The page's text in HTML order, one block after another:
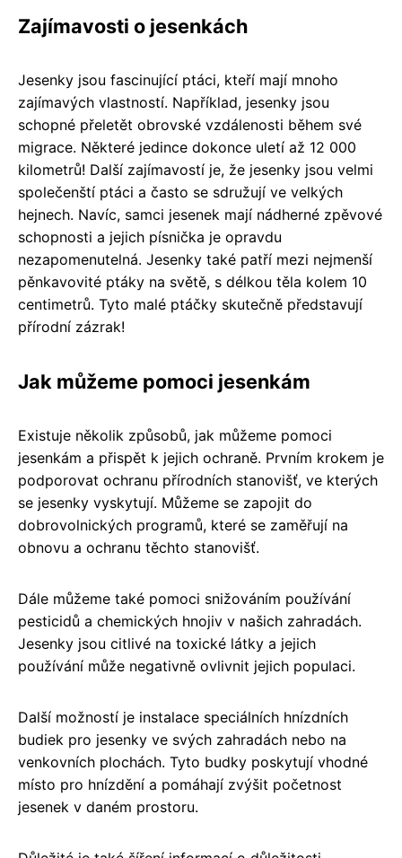
Zajímavosti o jesenkách
Jesenky jsou fascinující ptáci, kteří mají mnoho
zajímavých vlastností. Například, jesenky jsou
schopné přeletět obrovské vzdálenosti během své
migrace. Některé jedince dokonce uletí až 12 000
kilometrů! Další zajímavostí je, že jesenky jsou velmi
společenští ptáci a často se sdružují ve velkých
hejnech. Navíc, samci jesenek mají nádherné zpěvové
schopnosti a jejich písnička je opravdu
nezapomenutelná. Jesenky také patří mezi nejmenší
pěnkavovité ptáky na světě, s délkou těla kolem 10
centimetrů. Tyto malé ptáčky skutečně představují
přírodní zázrak!
Jak můžeme pomoci jesenkám
Existuje několik způsobů, jak můžeme pomoci
jesenkám a přispět k jejich ochraně. Prvním krokem je
podporovat ochranu přírodních stanovišť, ve kterých
se jesenky vyskytují. Můžeme se zapojit do
dobrovolnických programů, které se zaměřují na
obnovu a ochranu těchto stanovišť.
Dále můžeme také pomoci snižováním používání
pesticidů a chemických hnojiv v našich zahradách.
Jesenky jsou citlivé na toxické látky a jejich
používání může negativně ovlivnit jejich populaci.
Další možností je instalace speciálních hnízdních
budiek pro jesenky ve svých zahradách nebo na
venkovních plochách. Tyto budky poskytují vhodné
místo pro hnízdění a pomáhají zvýšit početnost
jesenek v daném prostoru.